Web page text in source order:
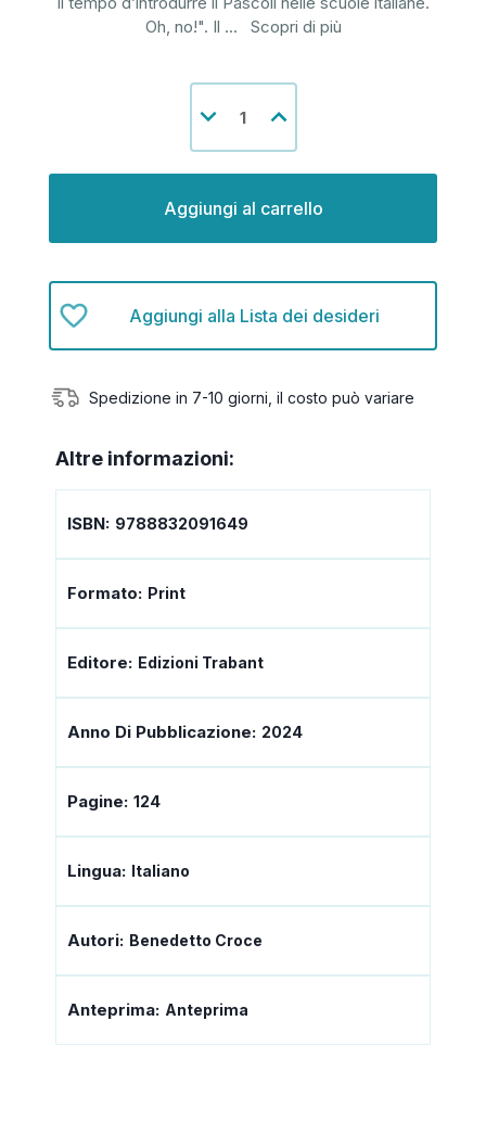
Oh, no!". Il ... Scopri di più
Diminuisci
la
di
Aumenta
la
di
Aggiungi alla Lista dei desideri
Spedizione in 7-10 giorni, il costo può variare
Altre informazioni:
ISBN: 9788832091649
Formato: Print
Editore: Edizioni Trabant
Anno Di Pubblicazione: 2024
Pagine: 124
Lingua: Italiano
Autori: Benedetto Croce
Anteprima: Anteprima